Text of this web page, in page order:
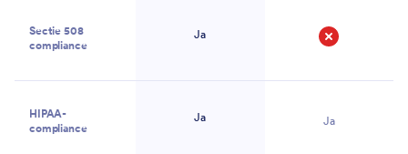
Sectie 508
compliance
Ja
HIPAA-
compliance
Ja Ja